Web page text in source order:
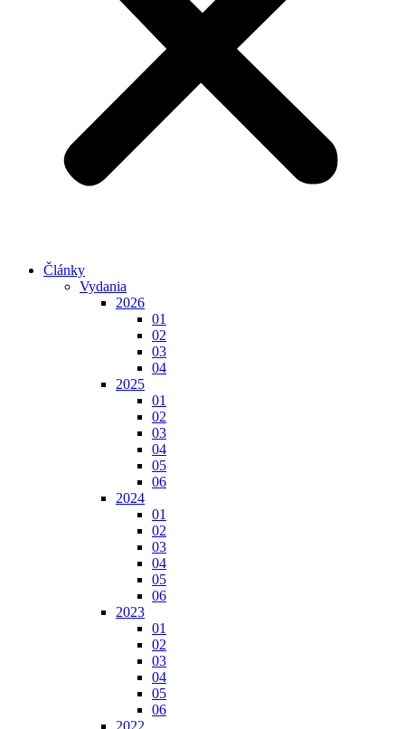
Články
Vydania
2026
01
02
03
04
2025
01
02
03
04
05
06
2024
01
02
03
04
05
06
2023
01
02
03
04
05
06
2022